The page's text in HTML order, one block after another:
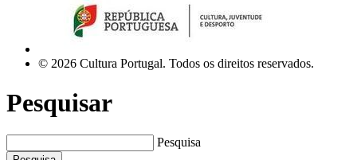
© 2026 Cultura Portugal. Todos os direitos reservados.
Pesquisar
Pesquisa